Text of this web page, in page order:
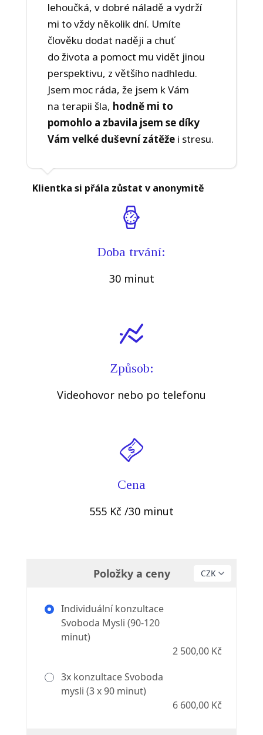
lehoučká, v dobré náladě a vydrží
mi to vždy několik dní. Umíte
člověku dodat naději a chuť
do života a pomoct mu vidět jinou
perspektivu, z většího nadhledu.
Jsem moc ráda, že jsem k Vám
na terapii šla, hodně mi to
pomohlo a zbavila jsem se díky
Vám velké duševní zátěže i stresu.
Klientka si přála zůstat v anonymitě
Doba trvání:
30 minut
Způsob:
Videohovor nebo po telefonu
Cena
555 Kč /30 minut
Položky a ceny
Individuální konzultace
Svoboda Mysli (90-120
minut)
2 500,00 Kč
3x konzultace Svoboda
mysli (3 x 90 minut)
6 600,00 Kč